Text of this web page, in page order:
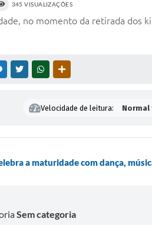
345 VISUALIZAÇÕES
no momento da retirada dos
MESSENGER
TWITTERWHATSAPP
Velocidade de leitura:
a maturidade com dança,
Sem categoria